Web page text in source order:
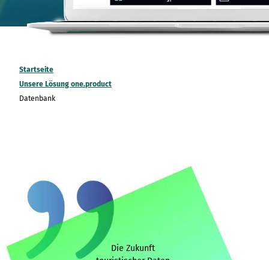
Startseite
Unsere Lösung one.product
Datenbank
Die Zukunft